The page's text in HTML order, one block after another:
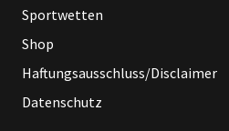
Sportwetten
Shop
Haftungsausschluss/Disclaimer
Datenschutz